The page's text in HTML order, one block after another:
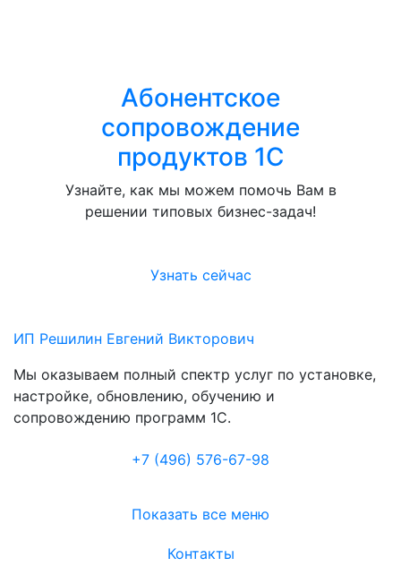
Абонентское
сопровождение
продуктов 1C
Узнайте, как мы можем помочь Вам в
решении типовых бизнес-задач!
Узнать сейчас
ИП Решилин Евгений Викторович
Мы оказываем полный спектр услуг по установке,
настройке, обновлению, обучению и
сопровождению программ 1С.
+7 (496) 576-67-98
Показать все меню
Контакты